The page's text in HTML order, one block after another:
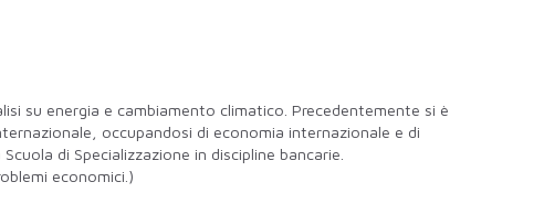
su energia e cambiamento climatico. Precedentemente si è
occupandosi di economia internazionale e di
di Specializzazione in discipline bancarie.
economici.)